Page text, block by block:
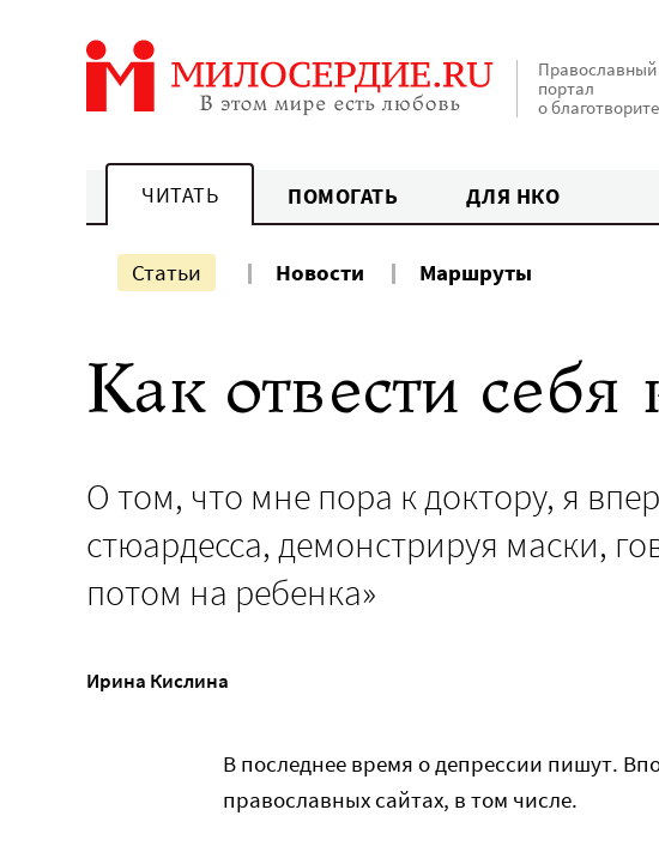
Православный
портал
о
ЧИТАТЬ ПОМОГАТЬ ДЛЯ НКО
Статьи Новости Маршруты
Как отвести себя
О том, что мне пора к доктору, я
стюардесса, демонстрируя маски,
потом на ребенка»
Ирина Кислина
В последнее время о депрессии пишут.
православных сайтах, в том числе.